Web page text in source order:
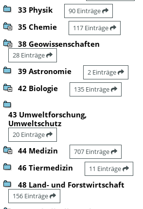
33 Physik 90 Einträge
35 Chemie 117 Einträge
38 Geowissenschaften
28 Einträge
39 Astronomie 2 Einträge
42 Biologie 135 Einträge
43 Umweltforschung,
Umweltschutz
20 Einträge
44 Medizin 707 Einträge
46 Tiermedizin 11 Einträge
48 Land- und Forstwirtschaft
156 Einträge